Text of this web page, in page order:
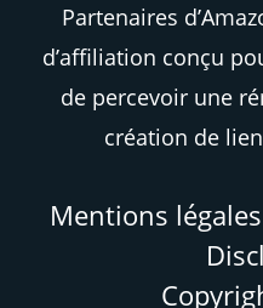
Partenaires
d’affiliation conçu
de percevoir une
création de
Mentions légales